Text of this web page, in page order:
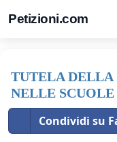
Petizioni.com
TUTELA DELLA
NELLE
Condividi su